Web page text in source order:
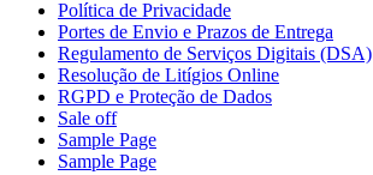
Política de Privacidade
Portes de Envio e Prazos de Entrega
Regulamento de Serviços Digitais (DSA)
Resolução de Litígios Online
RGPD e Proteção de Dados
Sale off
Sample Page
Sample Page